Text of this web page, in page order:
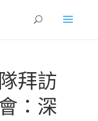
拜訪
：深